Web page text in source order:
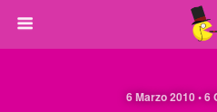
6 Marzo 2010 •